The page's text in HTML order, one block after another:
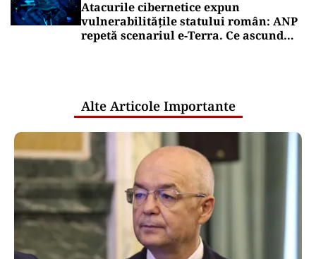
Atacurile cibernetice expun
vulnerabilitățile statului român: ANP
repetă scenariul e‑Terra. Ce ascund
Alte Articole Importante